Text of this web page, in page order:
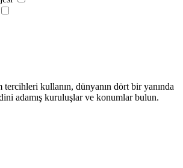
kullanın, dünyanın dört bir yanında
adamış kuruluşlar ve konumlar bulun.